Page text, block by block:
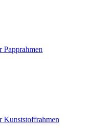
Kunststoffrahmen